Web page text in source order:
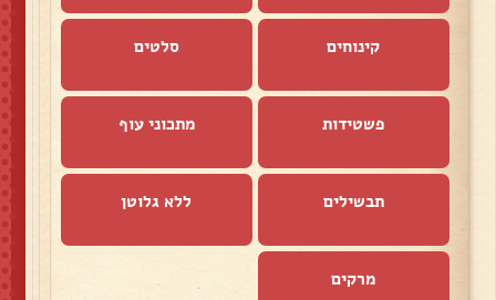
קינוחים סלטים
פשטידות מתכוני עוף
תבשילים ללא גלוטן
מרקים